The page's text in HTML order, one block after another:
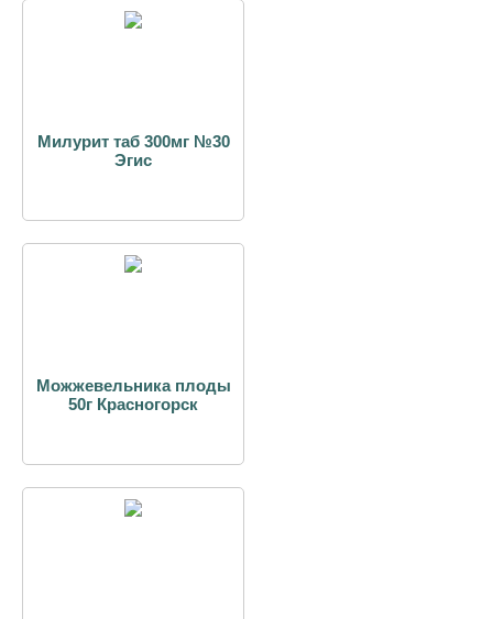
Милурит таб 300мг №30
Эгис
Можжевельника плоды
50г Красногорск